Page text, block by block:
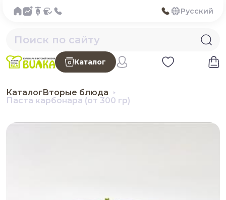
Русский
Каталог
КаталогВторые блюда
Паста карбонара (от 300 гр)